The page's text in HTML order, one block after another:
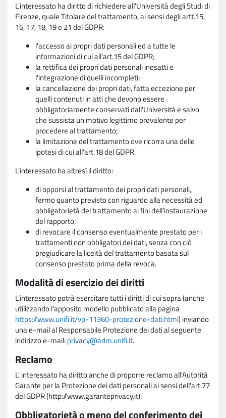
L'interessato ha diritto di richiedere all'Università degli Studi di
Firenze, quale Titolare del trattamento, ai sensi degli artt.15,
16, 17, 18, 19 e 21 del GDPR:
l'accesso ai propri dati personali ed a tutte le
informazioni di cui all'art.15 del GDPR;
la rettifica dei propri dati personali inesatti e
l'integrazione di quelli incompleti;
la cancellazione dei propri dati, fatta eccezione per
quelli contenuti in atti che devono essere
obbligatoriamente conservati dall'Università e salvo
che sussista un motivo legittimo prevalente per
procedere al trattamento;
la limitazione del trattamento ove ricorra una delle
ipotesi di cui all'art.18 del GDPR.
L'interessato ha altresì il diritto:
di opporsi al trattamento dei propri dati personali,
fermo quanto previsto con riguardo alla necessità ed
obbligatorietà del trattamento ai fini dell'instaurazione
del rapporto;
di revocare il consenso eventualmente prestato per i
trattamenti non obbligatori dei dati, senza con ciò
pregiudicare la liceità del trattamento basata sul
consenso prestato prima della revoca.
Modalità di esercizio dei diritti
L'interessato potrà esercitare tutti i diritti di cui sopra (anche
utilizzando l'apposito modello pubblicato alla pagina
https://www.unifi.it/vp-11360-protezione-dati.html) inviando
una e-mail al Responsabile Protezione dei dati al seguente
indirizzo e-mail:privacy@adm.unifi.it.
Reclamo
L' interessato ha diritto anche di proporre reclamo all'Autorità
Garante per la Protezione dei dati personali ai sensi dell'art.77
del GDPR (http://www.garanteprivacy.it).
Obbligatorietà o meno del conferimento dei